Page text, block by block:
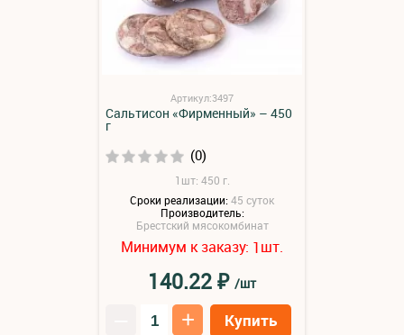
Артикул:3497
Сальтисон «Фирменный» – 450
г
(0)
1шт: 450 г.
Сроки реализации:45 суток
Производитель:
Брестский мясокомбинат
Минимум к заказу: 1шт.
140.22₽ /шт
+ Купить